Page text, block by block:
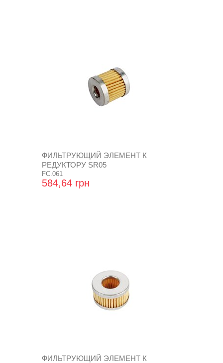
ФИЛЬТРУЮЩИЙ ЭЛЕМЕНТ К
РЕДУКТОРУ SR05
FC.061
584,64 грн
ФИЛЬТРУЮЩИЙ ЭЛЕМЕНТ К